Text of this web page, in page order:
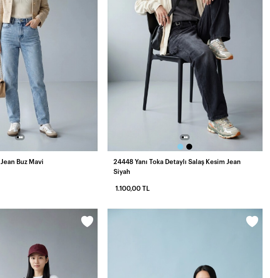
Buz Mavi
24448 Yanı Toka Detaylı Salaş Kesim Jean
Siyah
1.100,00 TL